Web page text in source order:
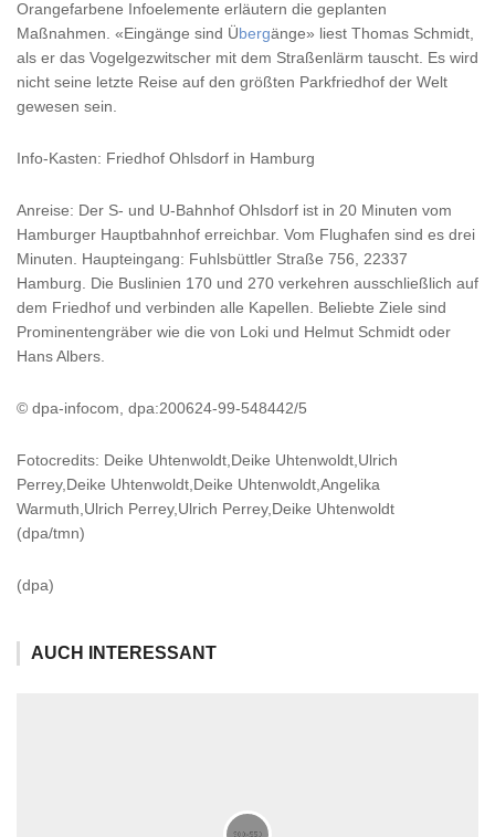
Orangefarbene Infoelemente erläutern die geplanten
Maßnahmen. «Eingänge sind Übergänge» liest Thomas Schmidt,
als er das Vogelgezwitscher mit dem Straßenlärm tauscht. Es wird
nicht seine letzte Reise auf den größten Parkfriedhof der Welt
gewesen sein.
Info-Kasten: Friedhof Ohlsdorf in Hamburg
Anreise: Der S- und U-Bahnhof Ohlsdorf ist in 20 Minuten vom
Hamburger Hauptbahnhof erreichbar. Vom Flughafen sind es drei
Minuten. Haupteingang: Fuhlsbüttler Straße 756, 22337
Hamburg. Die Buslinien 170 und 270 verkehren ausschließlich auf
dem Friedhof und verbinden alle Kapellen. Beliebte Ziele sind
Prominentengräber wie die von Loki und Helmut Schmidt oder
Hans Albers.
© dpa-infocom, dpa:200624-99-548442/5
Fotocredits: Deike Uhtenwoldt,Deike Uhtenwoldt,Ulrich
Perrey,Deike Uhtenwoldt,Deike Uhtenwoldt,Angelika
Warmuth,Ulrich Perrey,Ulrich Perrey,Deike Uhtenwoldt
(dpa/tmn)
(dpa)
AUCH INTERESSANT